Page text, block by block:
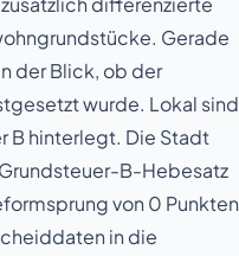
Gerade
der Blick, ob der
wurde. Lokal sind
B hinterlegt. Die Stadt
B-Hebesatz
von 0 Punkten
in die